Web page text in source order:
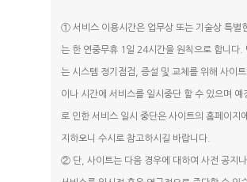
① 서비스 이용시간은 업무상 또는 기술상 특별
는 한 연중무휴 1일 24시간을 원칙으로 합니다.
는 시스템 정기점검, 증설 및 교체를 위해 사이
이나 시간에 서비스를 일시중단 할 수 있으며 예
로 인한 서비스 일시 중단은 사이트의 홈페이지
지하오니 수시로 참고하시길 바랍니다.
② 단, 사이트는 다음 경우에 대하여 사전 공지나